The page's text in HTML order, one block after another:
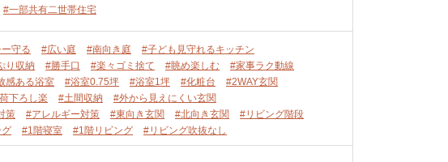
#一部共有二世帯住宅
守る #広い庭 #南向き庭
#子ども見守れるキッチン
り収納 #勝手口 #楽々ゴミ捨て #眺め楽しむ
#家事ラク動線
感ある浴室 #浴室0.75坪 #浴室1坪 #化粧台
#2WAY玄関
下ろし楽 #土間収納
#外から見えにくい玄関
策 #アレルギー対策 #東向き玄関 #北向き玄関
#リビング階段
#1階寝室 #1階リビング #リビング吹抜なし